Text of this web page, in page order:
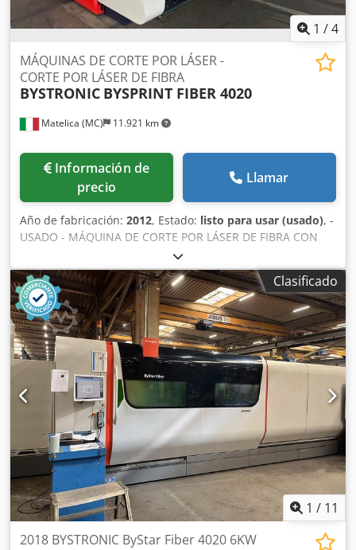
1 /4
Matelica (MC) 11.921 km
MÁQUINAS DE CORTE POR LÁSER -
CORTE POR LÁSER DE FIBRA
BYSTRONIC BYSPRINT FIBER 4020
Información de
precio
Llamar
Año de fabricación: 2012, Estado: listo para usar (usado), -
USADO - MÁQUINA DE CORTE POR LÁSER DE FIBRA CON
CAMBIADOR DE PALETS RECORRIDO DEL EJE X 4064 mm
RECORRIDO DEL EJE Y 2032 mm RECORRIDO DEL EJE Z 70
mm ÁREA DE TRABAJO: 4000 x 2000 mm CARGA ADMITIDA
EN LA MESA: 1270 Kg FUENTE: FIBRA 4000 ; 4000 W
UNIDAD DE CONTROL: ByVISION PESO: 15000 Kg
DIMENSIONES GENERALES: 12900 x 6750 x 2500 mm
ACCESORIOS: EXTRACTOR DE HUMOS Cedpfsvghbqex Ac
Tsrf NOTA: CAMBIO AUTOMATICO DE BOQUILLAS
Clasificado
1 / 11
2018 BYSTRONIC ByStar Fiber 4020 6KW